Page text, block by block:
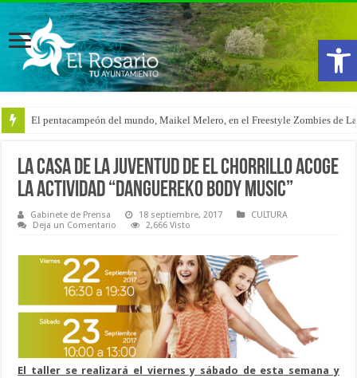
El pentacampeón del mundo, Maikel Melero, en el Freestyle Zombies de
Pleno Ordinario (6-08-2026)
La Casa de la Juventud de El Chorrillo acoge
la actividad “Danguereko Body Music”
Gabinete de Prensa 18 septiembre, 2017
CULTURA
Deja un Comentario
2,666 Visto
El taller se realizará el viernes y sábado de esta semana y